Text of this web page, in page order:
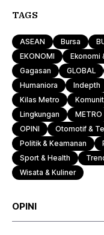
TAGS
ASEAN Bursa
EKONOMI
Ekonomi
Gagasan
GLOBAL
Humaniora
Indepth
Kilas Metro
Lingkungan
METRO
OPINI
Otomotif &
Politik & Keamanan
Sport & Health
Wisata & Kuliner
OPINI